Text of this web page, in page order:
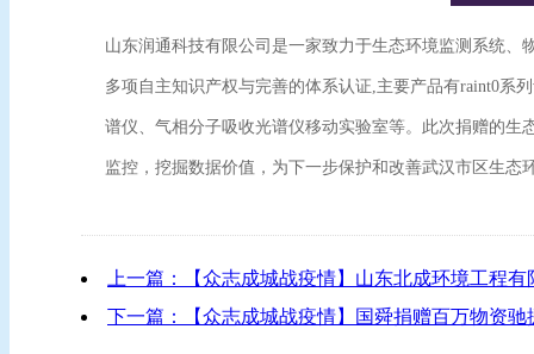
山东润通科技有限公司是一家致力于生态环境监测系统
多项自主知识产权与完善的体系认证,主要产品有raint0系
谱仪、气相分子吸收光谱仪移动实验室等。此次捐赠的
监控，挖掘数据价值，为下一步保护和改善武汉市区生
上一篇：【众志成城战疫情】山东北成环境工程
下一篇：【众志成城战疫情】国舜捐赠百万物资